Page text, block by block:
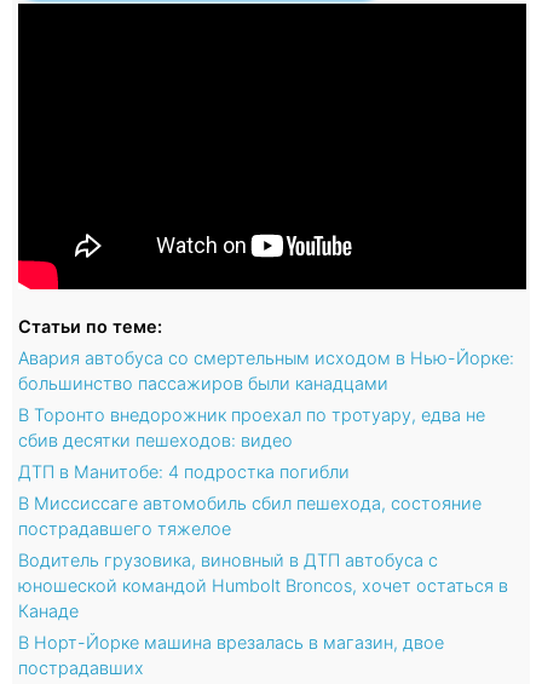
Статьи по теме:
Авария автобуса со смертельным исходом в Нью-Йорке:
большинство пассажиров были канадцами
В Торонто внедорожник проехал по тротуару, едва не
сбив десятки пешеходов: видео
ДТП в Манитобе: 4 подростка погибли
В Миссиссаге автомобиль сбил пешехода, состояние
пострадавшего тяжелое
Водитель грузовика, виновный в ДТП автобуса с
юношеской командой Humbolt Broncos, хочет остаться в
Канаде
В Норт-Йорке машина врезалась в магазин, двое
пострадавших